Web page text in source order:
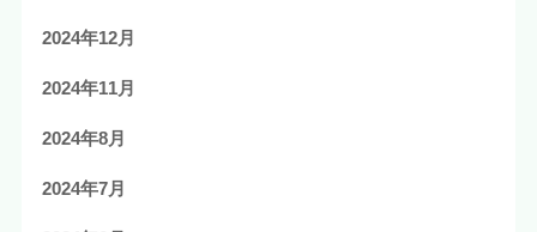
2024年12月
2024年11月
2024年8月
2024年7月